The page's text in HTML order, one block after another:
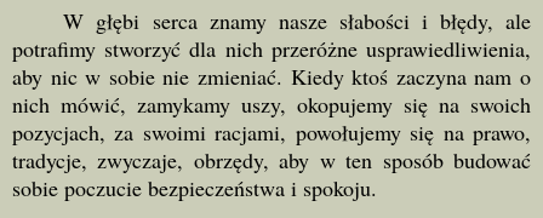
W głębi serca znamy nasze słabości i błędy, ale
potrafimy stworzyć dla nich przeróżne usprawiedliwienia,
aby nic w sobie nie zmieniać. Kiedy ktoś zaczyna nam o
nich mówić, zamykamy uszy, okopujemy się na swoich
pozycjach, za swoimi racjami, powołujemy się na prawo,
tradycje, zwyczaje, obrzędy, aby w ten sposób budować
sobie poczucie bezpieczeństwa i spokoju.